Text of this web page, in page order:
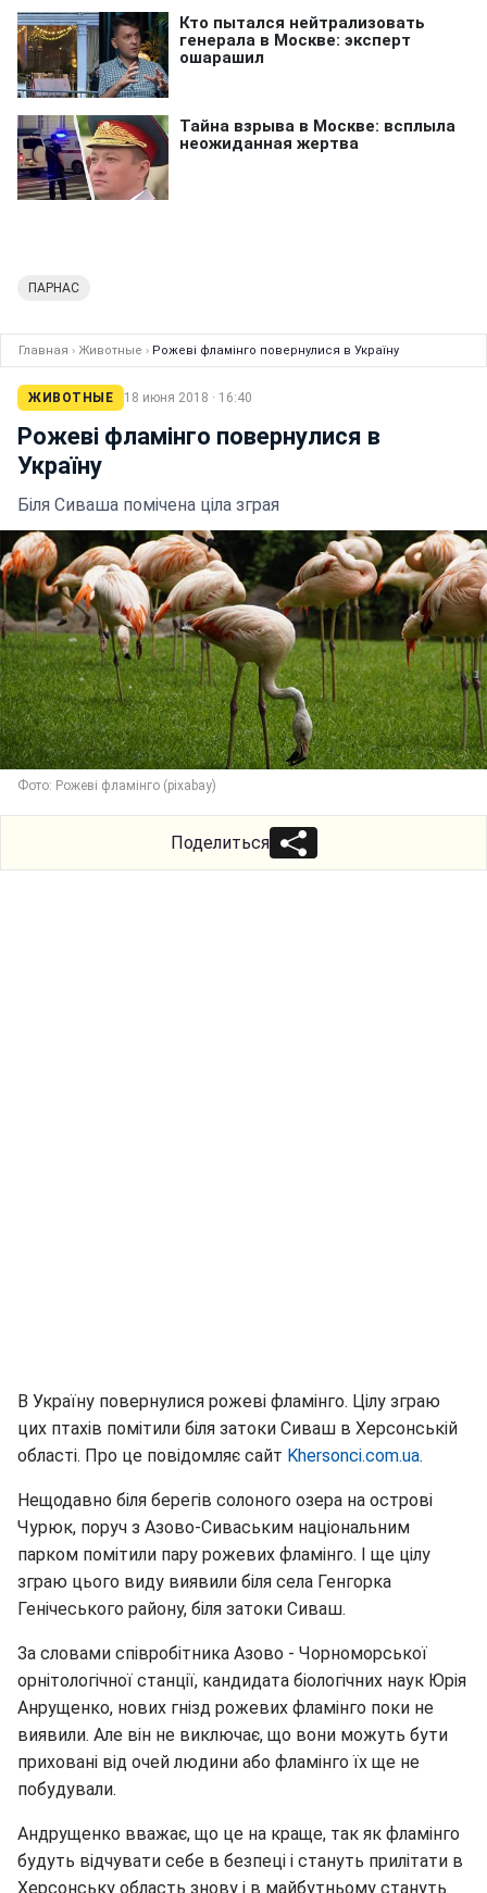
ПАРНАС
Главная › Животные › Рожеві фламінго повернулися в Україну
ЖИВОТНЫЕ 18 июня 2018 · 16:40
Рожеві фламінго повернулися в
Україну
Біля Сиваша помічена ціла зграя
Фото: Рожеві фламінго (pixabay)
Поделиться
В Україну повернулися рожеві фламінго. Цілу зграю
цих птахів помітили біля затоки Сиваш в Херсонській
області. Про це повідомляє сайт Khersonci.com.ua.
Нещодавно біля берегів солоного озера на острові
Чурюк, поруч з Азово-Сиваським національним
парком помітили пару рожевих фламінго. І ще цілу
зграю цього виду виявили біля села Генгорка
Генічеського району, біля затоки Сиваш.
За словами співробітника Азово - Чорноморської
орнітологічної станції, кандидата біологічних наук Юрія
Анрущенко, нових гнізд рожевих фламінго поки не
виявили. Але він не виключає, що вони можуть бути
приховані від очей людини або фламінго їх ще не
побудували.
Андрущенко вважає, що це на краще, так як фламінго
будуть відчувати себе в безпеці і стануть прилітати в
Херсонську область знову і в майбутньому стануть